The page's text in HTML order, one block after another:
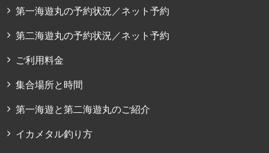
第一海遊丸の予約状況／ネット予約
第二海遊丸の予約状況／ネット予約
ご利用料金
集合場所と時間
第一海遊と第二海遊丸のご紹介
イカメタル釣り方